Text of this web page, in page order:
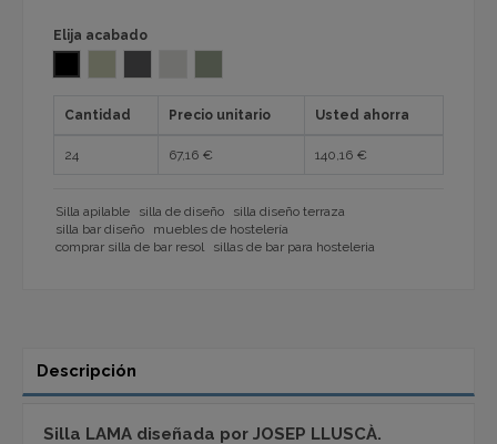
Elija acabado
Cantidad Precio unitario Usted ahorra
24 67,16 € 140,16 €
Silla apilable silla de diseño
silla diseño terraza
silla bar diseño
muebles de hostelería
comprar silla de bar resol
sillas de bar para hosteleria
Descripción
Silla LAMA diseñada por JOSEP LLUSCÀ.